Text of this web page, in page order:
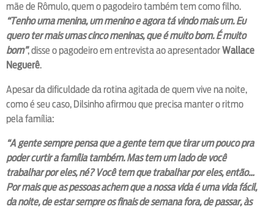
mãe de Rômulo, quem o pagodeiro também tem como filho.
“Tenho uma menina, um menino e agora tá vindo mais um. Eu
quero ter mais umas cinco meninas, que é muito bom. É muito
bom”, disse o pagodeiro em entrevista ao apresentadorWallace
Neguerê.
Apesar da dificuldade da rotina agitada de quem vive na noite,
como é seu caso, Dilsinho afirmou que precisa manter o ritmo
pela família:
“A gente sempre pensa que a gente tem que tirar um pouco pra
poder curtir a família também. Mas tem um lado de você
trabalhar por eles, né? Você tem que trabalhar por eles, então…
Por mais que as pessoas achem que a nossa vida é uma vida fácil,
da noite, de estar sempre os finais de semana fora, de passar, às